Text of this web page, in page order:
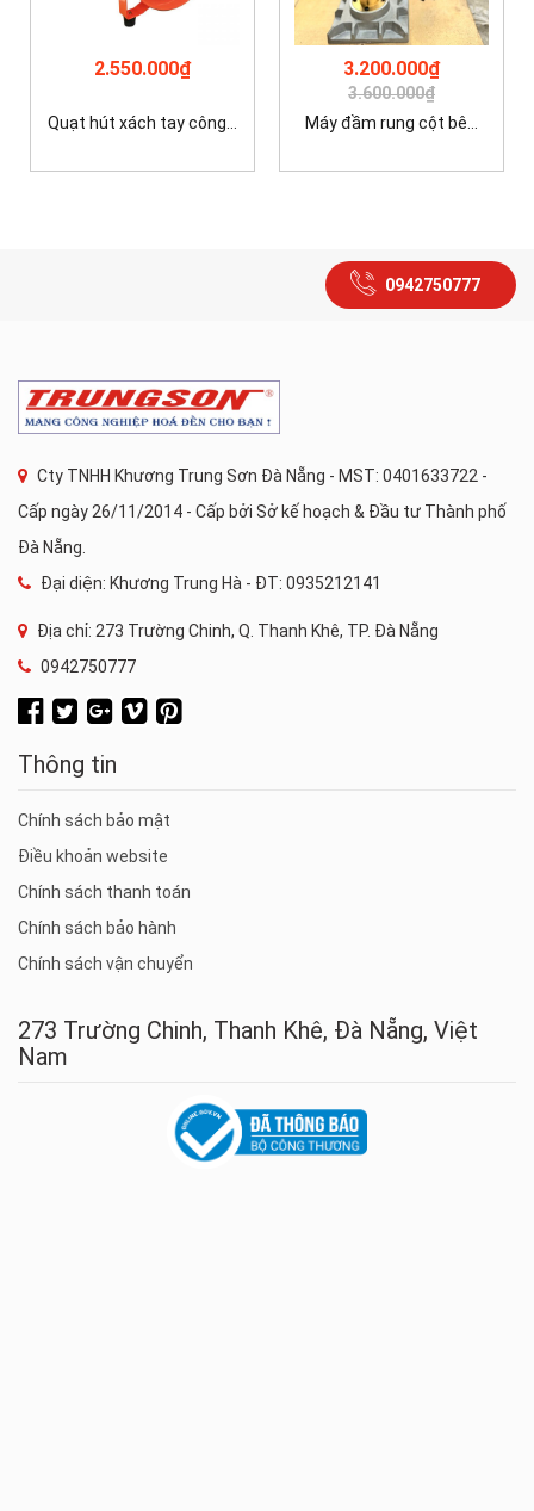
2.550.000₫
Quạt hút xách tay công...
3.200.000₫
3.600.000₫
Máy đầm rung cột bê...
0942750777
Cty TNHH Khương Trung Sơn Đà Nẵng - MST: 0401633722 -
Cấp ngày 26/11/2014 - Cấp bởi Sở kế hoạch & Đầu tư Thành phố
Đà Nẵng.
Đại diện: Khương Trung Hà - ĐT: 0935212141
Địa chỉ: 273 Trường Chinh, Q. Thanh Khê, TP. Đà Nẵng
0942750777
Thông tin
Chính sách bảo mật
Điều khoản website
Chính sách thanh toán
Chính sách bảo hành
Chính sách vận chuyển
273 Trường Chinh, Thanh Khê, Đà Nẵng, Việt
Nam